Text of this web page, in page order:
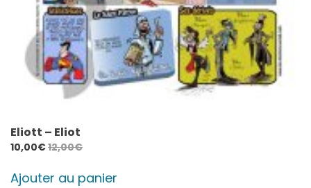
Eliott – Eliot
10,00€12,00€
Ajouter au panier